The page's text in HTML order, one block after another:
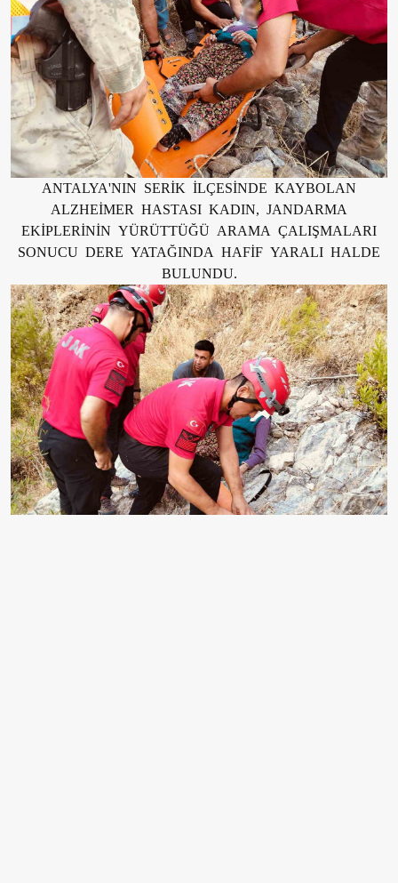
ANTALYA'NIN SERİK İLÇESİNDE KAYBOLAN
ALZHEİMER HASTASI KADIN, JANDARMA
EKİPLERİNİN YÜRÜTTÜĞÜ ARAMA ÇALIŞMALARI
SONUCU DERE YATAĞINDA HAFİF YARALI HALDE
BULUNDU.